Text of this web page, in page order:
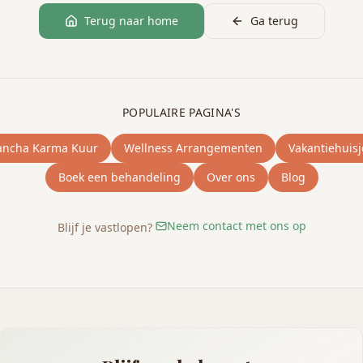
Terug naar home Ga terug
POPULAIRE PAGINA'S
Karma Kuur Wellness Arrangementen
Boek een behandeling
Over ons Blog
Blijf je vastlopen? Neem contact met ons op